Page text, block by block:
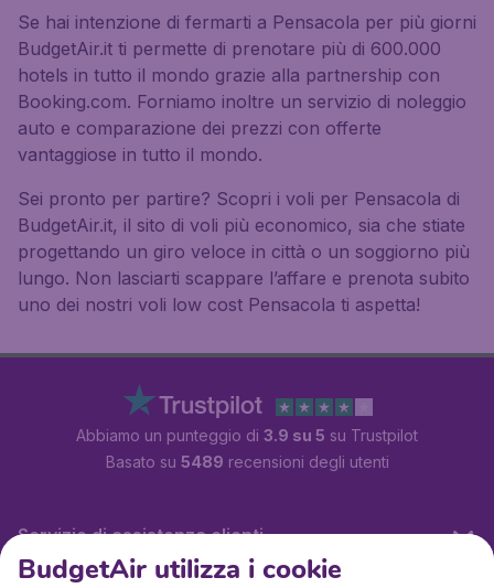
Se hai intenzione di fermarti a Pensacola per più giorni
BudgetAir.it ti permette di prenotare più di 600.000
hotels in tutto il mondo grazie alla partnership con
Booking.com. Forniamo inoltre un servizio di noleggio
auto e comparazione dei prezzi con offerte
vantaggiose in tutto il mondo.
Sei pronto per partire? Scopri i voli per Pensacola di
BudgetAir.it, il sito di voli più economico, sia che stiate
progettando un giro veloce in città o un soggiorno più
lungo. Non lasciarti scappare l’affare e prenota subito
uno dei nostri voli low cost Pensacola ti aspetta!
Abbiamo un punteggio di 3.9 su 5 su Trustpilot
Basato su 5489 recensioni degli utenti
Servizio di assistenza clienti
BudgetAir utilizza i cookie